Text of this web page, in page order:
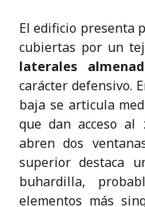
El edificio presenta
cubiertas por un
laterales
carácter defensivo.
baja se articula
que dan acceso al
abren dos
superior destaca
buhardilla,
elementos más